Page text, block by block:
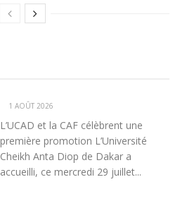
1 AOÛT 2026
L’UCAD et la CAF célèbrent une
première promotion L’Université
Cheikh Anta Diop de Dakar a
accueilli, ce mercredi 29 juillet...